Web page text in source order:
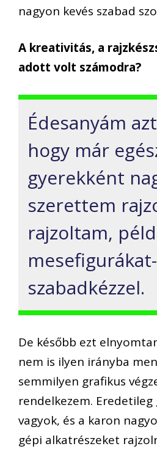
nagyon kevés szabad
A kreativitás, a
adott volt számodra?
Édesanyám
hogy már
gyerekként
szerettem
rajzoltam,
szabadkézzel.
De később ezt
nem is ilyen irányba
semmilyen grafikus
rendelkezem.
vagyok, és a karon
gépi alkatrészeket